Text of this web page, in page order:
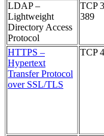
LDAP –
Lightweight
Directory Access
Protocol
TCP
389
HTTPS –
Hypertext
Transfer Protocol
over SSL/TLS
TCP